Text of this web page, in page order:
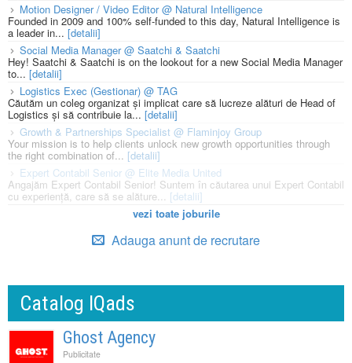
Motion Designer / Video Editor @ Natural Intelligence
Founded in 2009 and 100% self-funded to this day, Natural Intelligence is
a leader in... [detalii]
Social Media Manager @ Saatchi & Saatchi
Hey! Saatchi & Saatchi is on the lookout for a new Social Media Manager
to... [detalii]
Logistics Exec (Gestionar) @ TAG
Căutăm un coleg organizat și implicat care să lucreze alături de Head of
Logistics și să contribuie la... [detalii]
Growth & Partnerships Specialist @ Flaminjoy Group
Your mission is to help clients unlock new growth opportunities through
the right combination of... [detalii]
Expert Contabil Senior @ Elite Media United
Angajăm Expert Contabil Senior! Suntem în căutarea unui Expert Contabil
cu experiență, care să se alăture... [detalii]
vezi toate joburile
Adauga anunt de recrutare
Catalog IQads
Ghost Agency
Publicitate